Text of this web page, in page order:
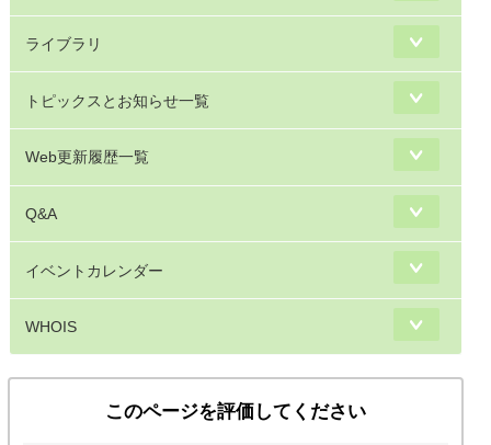
ライブラリ
トピックスとお知らせ一覧
Web更新履歴一覧
Q&A
イベントカレンダー
WHOIS
このページを評価してください